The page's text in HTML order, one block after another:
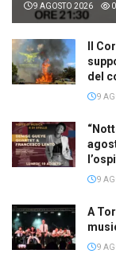
9 AGOSTO 2026 0
Il
del
9
9
A
9